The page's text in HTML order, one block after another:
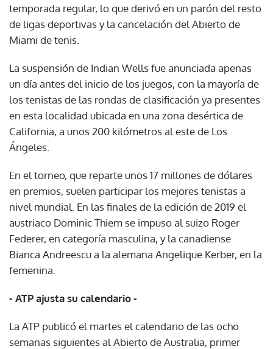
temporada regular, lo que derivó en un parón del resto
de ligas deportivas y la cancelación del Abierto de
Miami de tenis.
La suspensión de Indian Wells fue anunciada apenas
un día antes del inicio de los juegos, con la mayoría de
los tenistas de las rondas de clasificación ya presentes
en esta localidad ubicada en una zona desértica de
California, a unos 200 kilómetros al este de Los
Ángeles.
En el torneo, que reparte unos 17 millones de dólares
en premios, suelen participar los mejores tenistas a
nivel mundial. En las finales de la edición de 2019 el
austriaco Dominic Thiem se impuso al suizo Roger
Federer, en categoría masculina, y la canadiense
Bianca Andreescu a la alemana Angelique Kerber, en la
femenina.
- ATP ajusta su calendario -
La ATP publicó el martes el calendario de las ocho
semanas siguientes al Abierto de Australia, primer